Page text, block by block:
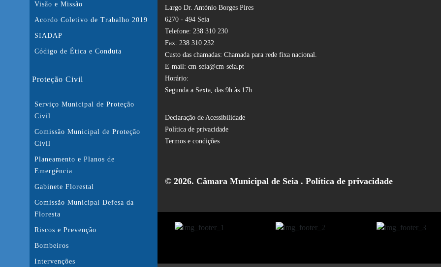
Visão e Missão
Acordo Coletivo de Trabalho 2019
SIADAP
Código de Ética e Conduta
Proteção Civil
Serviço Municipal de Proteção
Civil
Comissão Municipal de Proteção
Civil
Planeamento e Planos de
Emergência
Gabinete Florestal
Comissão Municipal Defesa da
Floresta
Riscos e Prevenção
Bombeiros
Intervenções
Largo Dr. António Borges Pires
6270 - 494 Seia
Telefone: 238 310 230
Fax: 238 310 232
Custo das chamadas: Chamada para rede fixa nacional.
E-mail: cm-seia@cm-seia.pt
Horário:
Segunda a Sexta, das 9h às 17h
Declaração de Acessibilidade
Política de privacidade
Termos e condições
© 2026. Câmara Municipal de Seia . Política de privacidade